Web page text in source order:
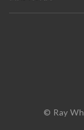
© Ray